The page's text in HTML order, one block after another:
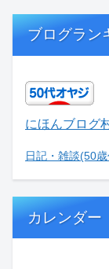
ブログラン
にほんブログ
日記・雑談(50
カレンダー